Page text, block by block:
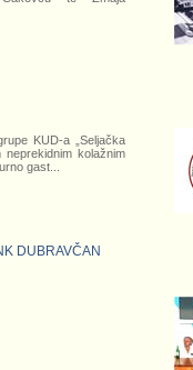
KUD-a „Seljačka
kolažnim
gast...
DUBRAVČAN